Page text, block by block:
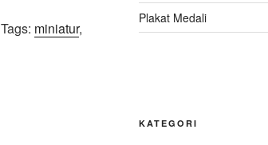
Tags: miniatur,
Plakat Medali
KATEGORI